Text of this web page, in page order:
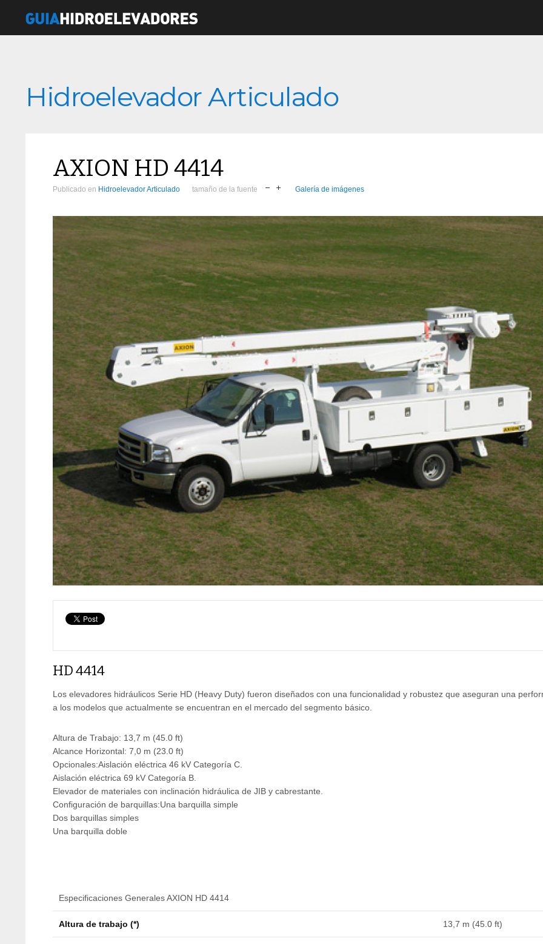
Hidroelevador Articulado
AXION HD 4414
Publicado en Hidroelevador Articulado tamaño de la fuente Galería de imágenes
HD 4414
Los elevadores hidráulicos Serie HD (Heavy Duty) fueron diseñados con una funcionalidad y robustez que aseguran una
a los modelos que actualmente se encuentran en el mercado del segmento básico.
Altura de Trabajo: 13,7 m (45.0 ft)
Alcance Horizontal: 7,0 m (23.0 ft)
Opcionales:Aislación eléctrica 46 kV Categoría C.
Aislación eléctrica 69 kV Categoría B.
Elevador de materiales con inclinación hidráulica de JIB y cabrestante.
Configuración de barquillas:Una barquilla simple
Dos barquillas simples
Una barquilla doble
Especificaciones Generales AXION HD 4414
Altura de trabajo (*) 13,7 m (45.0 ft)